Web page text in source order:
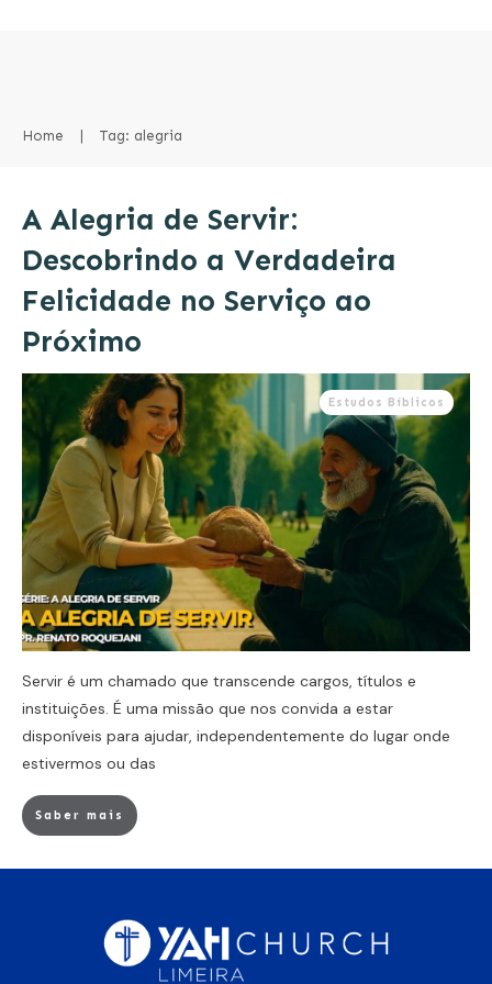
Home Tag: alegria
A Alegria de Servir:
Descobrindo a Verdadeira
Felicidade no Serviço ao
Próximo
Estudos Bíblicos
Servir é um chamado que transcende cargos, títulos e
instituições. É uma missão que nos convida a estar
disponíveis para ajudar, independentemente do lugar onde
estivermos ou das
Saber mais